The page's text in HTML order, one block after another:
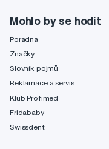
Mohlo by se hodit
Poradna
Značky
Slovník pojmů
Reklamace a servis
Klub Profimed
Fridababy
Swissdent